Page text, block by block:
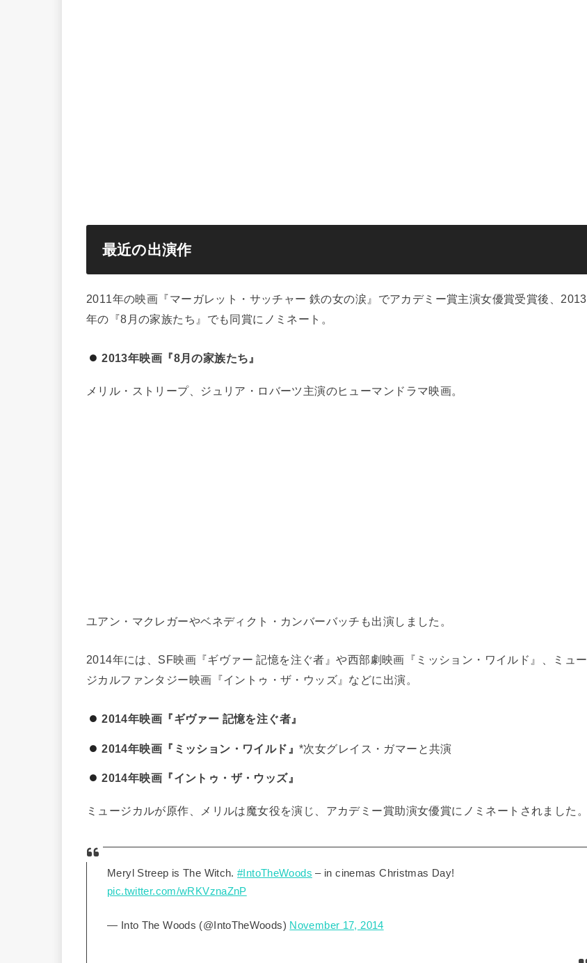
最近の出演作
2011年の映画『マーガレット・サッチャー 鉄の女の涙』でアカデミー賞主演女優賞受賞後、2013
年の『8月の家族たち』でも同賞にノミネート。
2013年映画『8月の家族たち』
メリル・ストリープ、ジュリア・ロバーツ主演のヒューマンドラマ映画。
ユアン・マクレガーやベネディクト・カンバーバッチも出演しました。
2014年には、SF映画『ギヴァー 記憶を注ぐ者』や西部劇映画『ミッション・ワイルド』、ミュー
ジカルファンタジー映画『イントゥ・ザ・ウッズ』などに出演。
2014年映画『ギヴァー 記憶を注ぐ者』
2014年映画『ミッション・ワイルド』*次女グレイス・ガマーと共演
2014年映画『イントゥ・ザ・ウッズ』
ミュージカルが原作、メリルは魔女役を演じ、アカデミー賞助演女優賞にノミネートされました。
Meryl Streep is The Witch.#IntoTheWoods – in cinemas Christmas Day!
pic.twitter.com/wRKVznaZnP
— Into The Woods (@IntoTheWoods) November 17, 2014